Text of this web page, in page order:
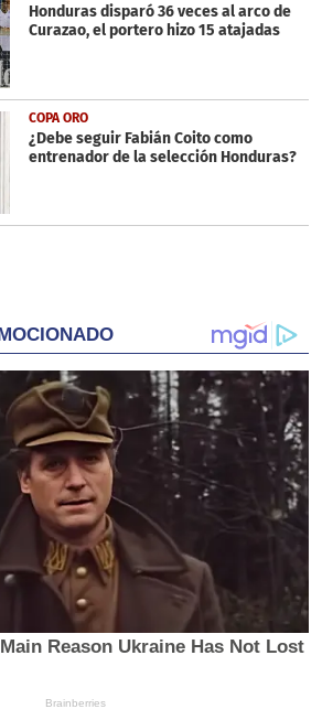
Honduras disparó 36 veces al arco de
Curazao, el portero hizo 15 atajadas
COPA ORO
¿Debe seguir Fabián Coito como
entrenador de la selección Honduras?